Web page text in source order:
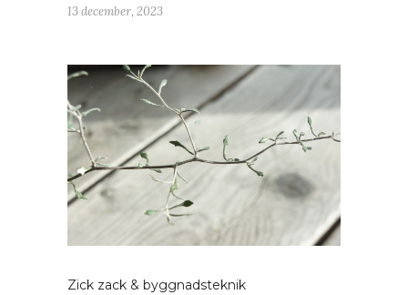
13 december, 2023
Zick zack & byggnadsteknik